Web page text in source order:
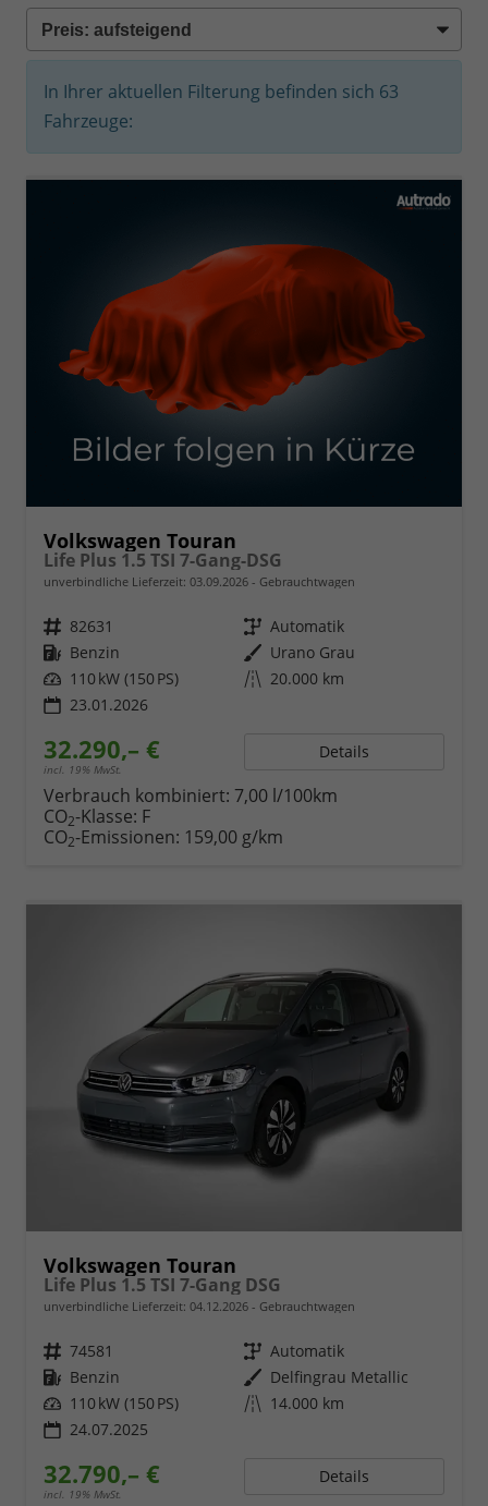
In Ihrer aktuellen Filterung befinden sich 63
Fahrzeuge:
Volkswagen Touran
Life Plus 1.5 TSI 7-Gang-DSG
unverbindliche Lieferzeit: 03.09.2026 Gebrauchtwagen
Fahrzeugnr. 82631 Getriebe Automatik
Kraftstoff Benzin Außenfarbe Urano Grau
Leistung 110 kW (150 PS) Kilometerstand 20.000 km
23.01.2026
32.290,– €
incl. 19% MwSt.
Details
Verbrauch kombiniert: 7,00 l/100km
CO2-Klasse: F
CO2-Emissionen: 159,00 g/km
Volkswagen Touran
Life Plus 1.5 TSI 7-Gang DSG
unverbindliche Lieferzeit: 04.12.2026 Gebrauchtwagen
Fahrzeugnr. 74581 Getriebe Automatik
Kraftstoff Benzin Außenfarbe Delfingrau Metallic
Leistung 110 kW (150 PS) Kilometerstand 14.000 km
24.07.2025
32.790,– €
incl. 19% MwSt.
Details